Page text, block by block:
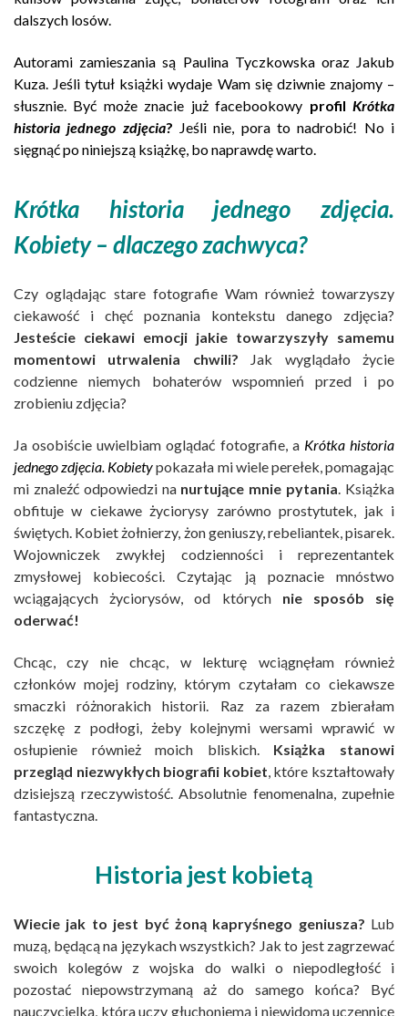
dalszych losów.
Autorami zamieszania są Paulina Tyczkowska oraz Jakub
Kuza. Jeśli tytuł książki wydaje Wam się dziwnie znajomy –
słusznie. Być może znacie już facebookowy profilKrótka
historia jednego zdjęcia? Jeśli nie, pora to nadrobić! No i
sięgnąć po niniejszą książkę, bo naprawdę warto.
Krótka historia jednego zdjęcia.
Kobiety – dlaczego zachwyca?
Czy oglądając stare fotografie Wam również towarzyszy
ciekawość i chęć poznania kontekstu danego zdjęcia?
Jesteście ciekawi emocji jakie towarzyszyły samemu
momentowi utrwalenia chwili? Jak wyglądało życie
codzienne niemych bohaterów wspomnień przed i po
zrobieniu zdjęcia?
Ja osobiście uwielbiam oglądać fotografie, a Krótka historia
jednego zdjęcia. Kobietypokazała mi wiele perełek, pomagając
mi znaleźć odpowiedzi na nurtujące mnie pytania . Książka
obfituje w ciekawe życiorysy zarówno prostytutek, jak i
świętych. Kobiet żołnierzy, żon geniuszy, rebeliantek, pisarek.
Wojowniczek zwykłej codzienności i reprezentantek
zmysłowej kobiecości. Czytając ją poznacie mnóstwo
wciągających życiorysów, od których nie sposób się
oderwać!
Chcąc, czy nie chcąc, w lekturę wciągnęłam również
członków mojej rodziny, którym czytałam co ciekawsze
smaczki różnorakich historii. Raz za razem zbierałam
szczękę z podłogi, żeby kolejnymi wersami wprawić w
osłupienie również moich bliskich. Książka stanowi
przegląd niezwykłych biografii kobiet , które kształtowały
dzisiejszą rzeczywistość. Absolutnie fenomenalna, zupełnie
fantastyczna.
Historia jest kobietą
Wiecie jak to jest być żoną kapryśnego geniusza? Lub
muzą, będącą na językach wszystkich? Jak to jest zagrzewać
swoich kolegów z wojska do walki o niepodległość i
pozostać niepowstrzymaną aż do samego końca? Być
nauczycielką, która uczy głuchoniemą i niewidomą uczennicę